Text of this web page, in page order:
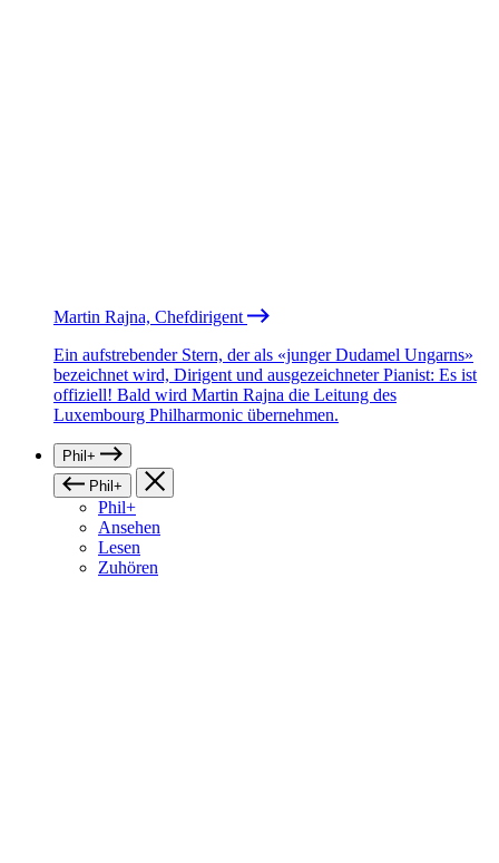
Martin Rajna, Chefdirigent
Ein aufstrebender Stern, der als «junger Dudamel Ungarns»
bezeichnet wird, Dirigent und ausgezeichneter Pianist: Es ist
offiziell! Bald wird Martin Rajna die Leitung des
Luxembourg Philharmonic übernehmen.
Phil+
Phil+
Phil+
Ansehen
Lesen
Zuhören